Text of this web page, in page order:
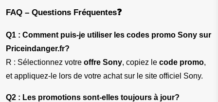
FAQ – Questions Fréquentes❓
Q1 : Comment puis-je utiliser les codes promo Sony sur
Priceindanger.fr?
R : Sélectionnez votre offre Sony, copiez le code promo,
et appliquez-le lors de votre achat sur le site officiel Sony.
Q2 : Les promotions sont-elles toujours à jour?